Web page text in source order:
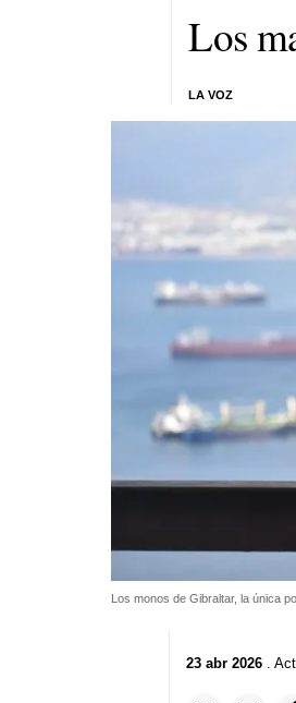
Los
LA VOZ
Los monos de Gibraltar, la única
23 abr 2026.